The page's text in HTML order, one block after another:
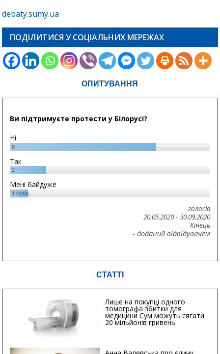
debaty.sumy.ua
ПОДІЛИТИСЯ У СОЦІАЛЬНИХ МЕРЕЖАХ
ОПИТУВАННЯ
Ви підтримуєте протести у Білорусі?
Ні
8
Так
2
Мені байдуже
1 голос
голосів
20.05.2020- 30.09.2020
Кінець
- доданий відвідувачем
СТАТТІ
Лише на покупці одного
томографа збитки для
медицини Сум можуть сягати
20 мільйонів гривень